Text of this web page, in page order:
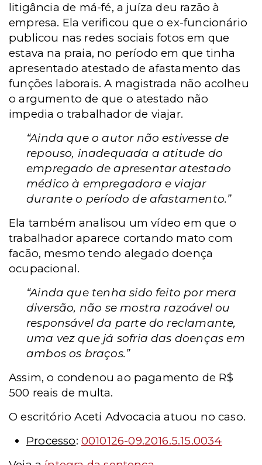
litigância de má-fé, a juíza deu razão à
empresa. Ela verificou que o ex-funcionário
publicou nas redes sociais fotos em que
estava na praia, no período em que tinha
apresentado atestado de afastamento das
funções laborais. A magistrada não acolheu
o argumento de que o atestado não
impedia o trabalhador de viajar.
“Ainda que o autor não estivesse de
repouso, inadequada a atitude do
empregado de apresentar atestado
médico à empregadora e viajar
durante o período de afastamento.”
Ela também analisou um vídeo em que o
trabalhador aparece cortando mato com
facão, mesmo tendo alegado doença
ocupacional.
“Ainda que tenha sido feito por mera
diversão, não se mostra razoável ou
responsável da parte do reclamante,
uma vez que já sofria das doenças em
ambos os braços.”
Assim, o condenou ao pagamento de R$
500 reais de multa.
O escritório Aceti Advocacia atuou no caso.
Processo: 0010126-09.2016.5.15.0034